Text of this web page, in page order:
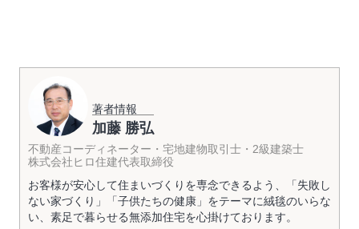
著者情報
加藤 勝弘
不動産コーディネーター・宅地建物取引士・2級建築士
株式会社ヒロ住建代表取締役
お客様が安心して住まいづくりを専念できるよう、「失敗し
ない家づくり」「子供たちの健康」をテーマに絨毯のいらな
い、素足で暮らせる無添加住宅を心掛けております。